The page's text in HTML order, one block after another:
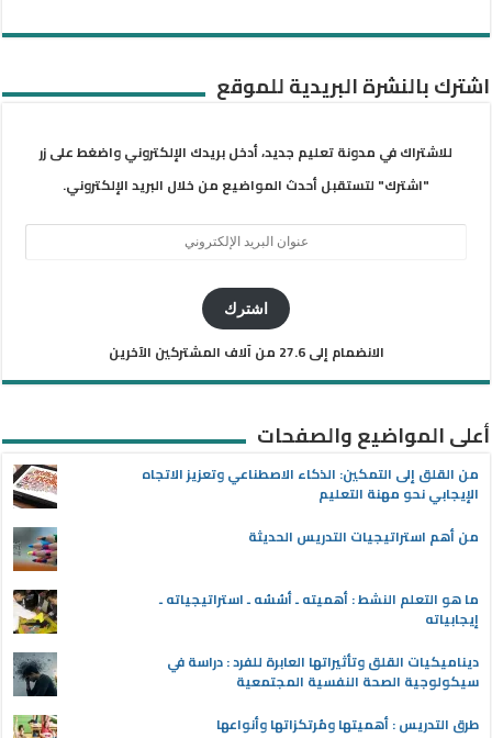
اشترك بالنشرة البريدية للموقع
للاشتراك في مدونة تعليم جديد، أدخل بريدك الإلكتروني واضغط على زر
"اشترك" لتستقبل أحدث المواضيع من خلال البريد الإلكتروني.
اشترك
الانضمام إلى 27.6 من آلاف المشتركين الآخرين
أعلى المواضيع والصفحات
من القلق إلى التمكين: الذكاء الاصطناعي وتعزيز الاتجاه
الإيجابي نحو مهنة التعليم
من أهم استراتيجيات التدريس الحديثة
ما هو التعلم النشط : أهميته ـ أسُسُه ـ استراتيجياته ـ
إيجابياته
ديناميكيات القلق وتأثيراتها العابرة للفرد : دراسة في
سيكولوجية الصحة النفسية المجتمعية
طرق التدريس : أهميتها ومُرتكزاتها وأنواعها